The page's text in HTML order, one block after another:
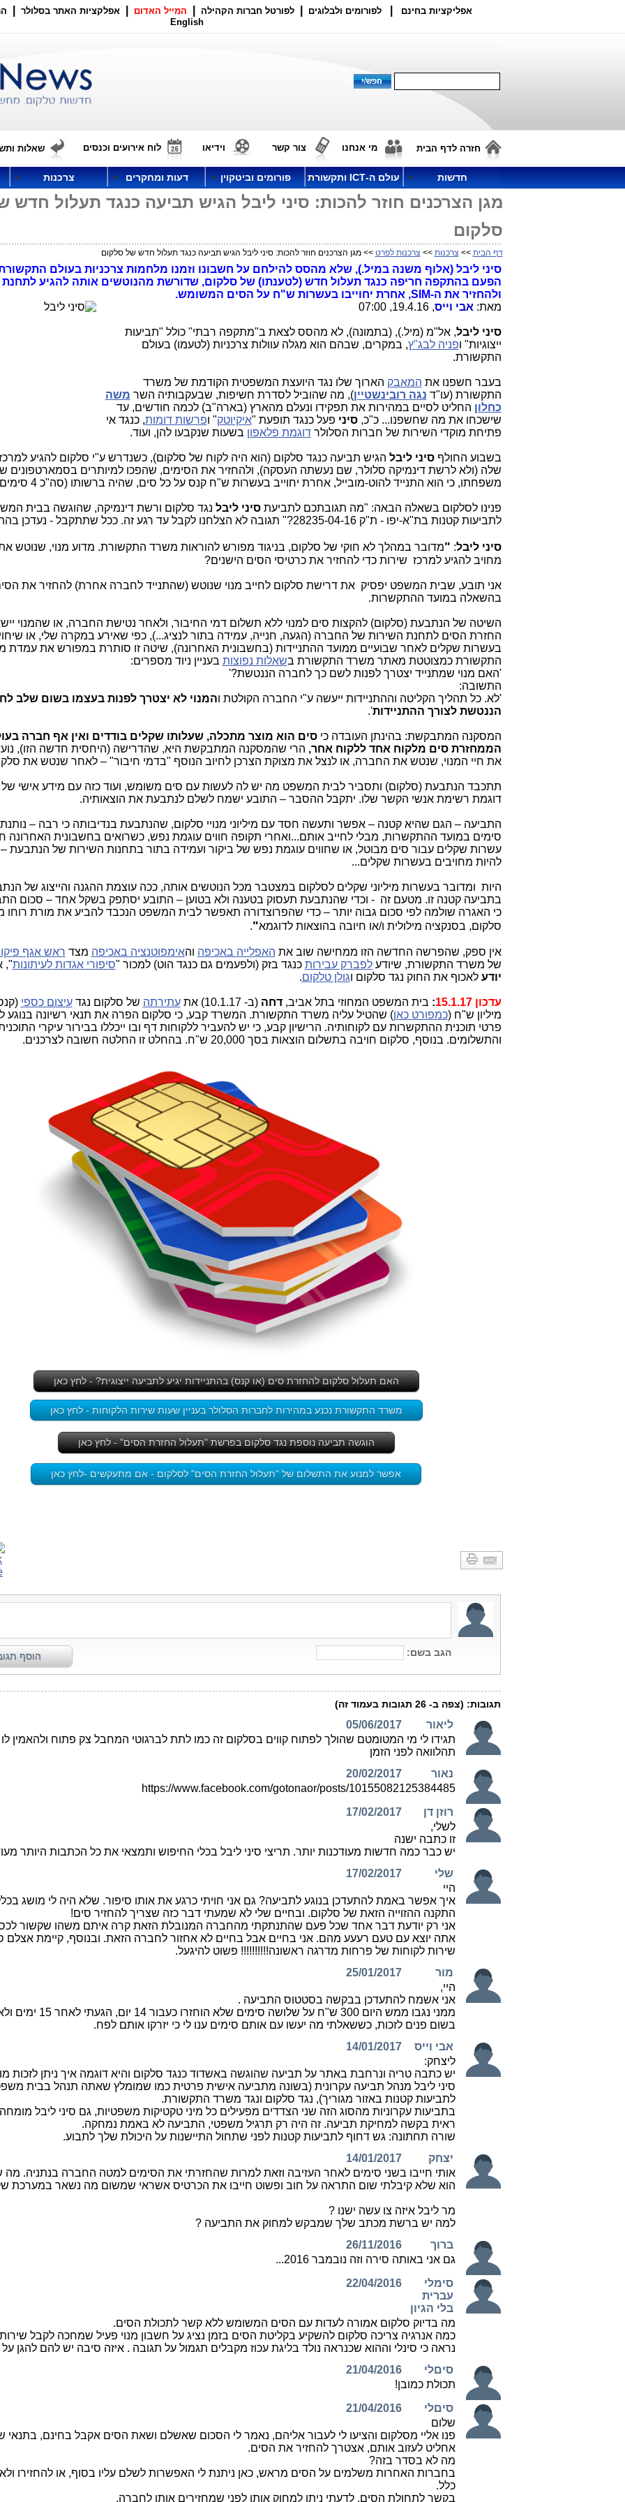
אפליקציות בחינם לפורומים ולבלוגים לפורטל חברות הקהילה המייל האדום אפלקציות האתר בסלולר
English
חזרה לדף הבית מי אנחנו צור קשר וידיאו לוח אירועים וכנסים שאלות
חדשות עולם ה-ICT ותקשורת פורומים וביטקוין דעות ומחקרים צרכנות
מגן הצרכנים חוזר להכות: סיני ליבל הגיש תביעה כנגד תעלול חדש
סלקום
דף הבית >> צרכנות >> צרכנות לפרט >> מגן הצרכנים חוזר להכות: סיני ליבל הגיש תביעה כנגד תעלול חדש של סלקום
סיני ליבל (אלוף משנה במיל.), שלא מהסס להילחם על חשבונו וזמנו מלחמות צרכניות בעולם
הפעם בהתקפה חריפה כנגד תעלול חדש (לטענתו) של סלקום, שדורשת מהנוטשים אותה להגיע לתחנת
ולהחזיר את ה-SIM, אחרת יחוייבו בעשרות ש"ח על הסים המשומש.
מאת: אבי וייס, 19.4.16, 07:00
סיני ליבל, אל"מ (מיל.), (בתמונה), לא מהסס לצאת ב"מתקפה רבתי" כולל "תביעות
ייצוגיות" ופניה לבג"ץ, במקרים, שבהם הוא מגלה עוולות צרכניות (לטעמו) בעולם
התקשורת.
בעבר חשפנו את המאבק הארוך שלו נגד היועצת המשפטית הקודמת של משרד
התקשורת (עו"ד נגה רובינשטיין), מה שהוביל לסדרת חשיפות, שבעקבותיה השר משה
כחלון החליט לסיים במהירות את תפקידו ונעלם מהארץ (בארה"ב) לכמה חודשים, עד
שישכחו את מה שחשפנו... כ"כ,סיני פעל כנגד תופעת "איקיוטק" ופרשות דומות, כנגד אי
פתיחת מוקדי השירות של חברות הסלולרדוגמת פלאפון בשעות שנקבעו להן, ועוד.
בשבוע החולףסיני ליבל הגיש תביעה כנגד סלקום (הוא היה לקוח של סלקום), כשנדרש ע"י סלקום להגיע
שלה (ולא לרשת דינמיקה סלולר, שם נעשתה העסקה), ולהחזיר את הסימים, שהפכו למיותרים בסמארטפונים
משפחתו, כי הוא התנייד להוט-מובייל, אחרת יחוייב בעשרות ש"ח קנס על כל סים, שהיה ברשותו (סה"כ 4 סימים).
פנינו לסלקום בשאלה הבאה: "מה תגובתכם לתביעתסיני ליבל נגד סלקום ורשת דינמיקה, שהוגשה בבית
לתביעות קטנות בת"א-יפו - ת"ק 28235-04-16?" תגובה לא הצלחנו לקבל עד רגע זה. ככל שתתקבל - נעדכן בהתאם.
סיני ליבל:
"מדובר במהלך לא חוקי של סלקום, בניגוד מפורש להוראות משרד התקשורת. מדוע מנוי, שנוטש
מחויב להגיע למרכז שירות כדי להחזיר את כרטיסי הסים הישנים?
אני תובע, שבית המשפט יפסיק את דרישת סלקום לחייב מנוי שנוטש (שהתנייד לחברה אחרת) להחזיר את
בהשאלה במועד ההתקשרות.
השיטה של הנתבעת (סלקום) להקצות סים למנוי ללא תשלום דמי החיבור, ולאחר נטישת החברה, או שהמנוי
החזרת הסים לתחנת השירות של החברה (הגעה, חנייה, עמידה בתור לנציג...), כפי שאירע במקרה שלי, או
בעשרות שקלים לאחר שבועיים ממועד ההתניידות (בחשבונית האחרונה), שיטה זו סותרת במפורש את עמדת
התקשורת כמצוטטת מאתר משרד התקשורת בשאלות נפוצות בעניין ניוד מספרים:
'האם מנוי שמתנייד יצטרך לפנות לשם כך לחברה הננטשת?'
התשובה:
'לא. כל תהליך הקליטה וההתניידות ייעשה ע"י החברה הקולטת והמנוי לא יצטרך לפנות בעצמו בשום שלב
הננטשת לצורך ההתניידות'.
המסקנה המתבקשת: בהינתן העובדה כיסים הוא מוצר מתכלה, שעלותו שקלים בודדים ואין אף חברה
הממחזרת סים מלקוח אחד ללקוח אחר, הרי שהמסקנה המתבקשת היא, שהדרישה (היחסית חדשה הזו),
את חיי המנוי, שנטש את החברה, או לנצל את מצוקת הצרכן לחיוב הנוסף "בדמי חיבור" – לאחר שנטש את
תתכבד הנתבעת (סלקום) ותסביר לבית המשפט מה יש לה לעשות עם סים משומש, ועוד כזה עם מידע אישי של
דוגמת רשימת אנשי הקשר שלו. יתקבל ההסבר – התובע ישמח לשלם לנתבעת את הוצאותיה.
התביעה – הגם שהיא קטנה – אפשר ותעשה חסד עם מיליוני מנויי סלקום, שהנתבעת בנדיבותה כי רבה –
סימים במועד ההתקשרות, מבלי לחייב אותם...ואחרי תקופה חווים עוגמת נפש, כשרואים בחשבונית האחרונה
עשרות שקלים עבור סים מבוטל, או שחווים עוגמת נפש של ביקור ועמידה בתור בתחנות השירות של הנתבעת
להיות מחויבים בעשרות שקלים...
היות ומדובר בעשרות מיליוני שקלים לסלקום במצטבר מכל הנוטשים אותה, ככה עוצמת ההגנה והייצוג של
בתביעה קטנה זו. מטעם זה - וכדי שהנתבעת תעסוק בטענה ולא בטוען – התובע יסתפק בשקל אחד – סכום
כי האגרה שולמה לפי סכום גבוה יותר – כדי שהפרוצדורה תאפשר לבית המשפט הנכבד להביע את מורת רוחו
סלקום, בסנקציה מילולית ו/או חיובה בהוצאות לדוגמא"
.
אין ספק, שהפרשה החדשה הזו ממחישה שוב את האפלייה באכיפה והאימפוטנציה באכיפה מצד ראש אגף
של משרד התקשורת, שיודעלפברק עבירות כנגד בזק (ולפעמים גם כנגד הוט) למכור "סיפורי אגדות לעיתונות",
יודעלאכוף את החוק נגד סלקום וגולן טלקום.
עדכון 15.1.17 : בית המשפט המחוזי בתל אביב,דחה(ב- 10.1.17) את עתירתה של סלקום נגדעיצום כספי
מיליון ש"ח (כמפורט כאן) שהטיל עליה משרד התקשורת. המשרד קבע, כי סלקום הפרה את תנאי רשיונה בנוגע
פרטי תוכנית ההתקשרות עם לקוחותיה. הרישיון קבע, כי יש להעביר ללקוחות דף ובו ייכללו בבירור עיקרי
והתשלומים. בנוסף, סלקום חויבה בתשלום הוצאות בסך 20,000 ש"ח. בהחלט זו החלטה חשובה לצרכנים.
האם תעלול סלקום להחזרת סים (או קנס) בהתניידות יגיע לתביעה ייצוגית? - לחץ כאן
משרד התקשורת נכנע במהירות לחברות הסלולר בעניין שעות שירות הלקוחות - לחץ כאן
הוגשה תביעה נוספת נגד סלקום בפרשת "תעלול החזרת הסים" - לחץ כאן
אפשר למנוע את התשלום של "תעלול החזרת הסים" לסלקום - אם מתעקשים -לחץ כאן